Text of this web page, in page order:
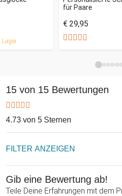
Schatz eine ganz besondere
viel er/sie Dir bedeutet!
für Paare
€ 29,95
15 von 15 Bewertungen
4.73 von 5 Sternen
FILTER ANZEIGEN
Gib eine Bewertung ab!
Teile Deine Erfahrungen mit dem